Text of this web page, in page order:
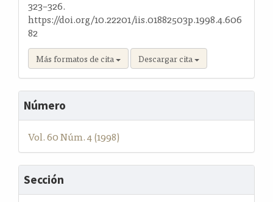
323–326.
https://doi.org/10.22201/iis.01882503p.1998.4.606
82
Más formatos de cita Descargar cita
Número
Vol. 60 Núm. 4 (1998)
Sección